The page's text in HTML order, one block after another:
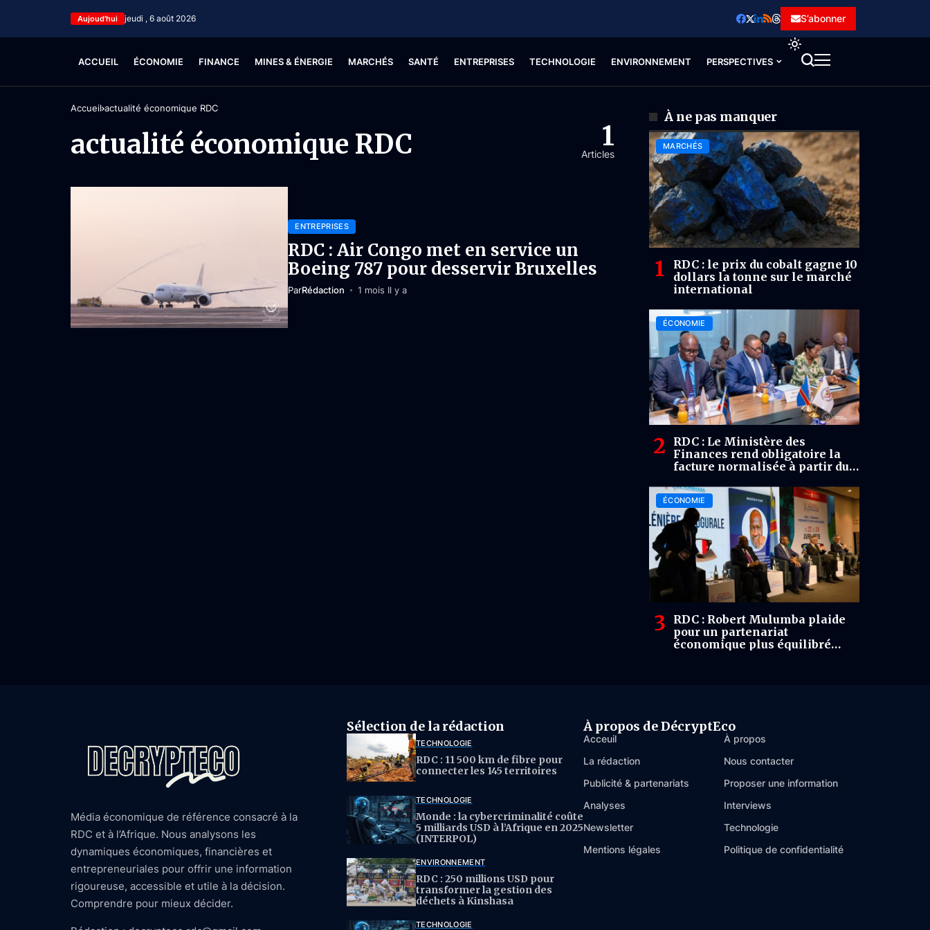
Aujoud'hui jeudi , 6 août 2026 S’abonner
ACCUEIL ÉCONOMIE FINANCE MINES & ÉNERGIE MARCHÉS SANTÉ ENTREPRISES TECHNOLOGIE ENVIRONNEMENT PERSPECTIVES
Accueil actualité économique RDC
actualité économique RDC 1
Articles
ENTREPRISES
RDC : Air Congo met en service un
Boeing 787 pour desservir Bruxelles
ParRédaction 1 mois Il y a
À ne pas manquer
MARCHÉS
RDC : le prix du cobalt gagne 10
dollars la tonne sur le marché
international
ÉCONOMIE
RDC : Le Ministère des
Finances rend obligatoire la
facture normalisée à partir du
ÉCONOMIE
RDC : Robert Mulumba plaide
pour un partenariat
économique plus équilibré
Média économique de référence consacré à la
RDC et à l’Afrique. Nous analysons les
dynamiques économiques, financières et
entrepreneuriales pour offrir une information
rigoureuse, accessible et utile à la décision.
Comprendre pour mieux décider.
Sélection de la rédaction
TECHNOLOGIE
RDC : 11 500 km de fibre pour
connecter les 145 territoires
TECHNOLOGIE
Monde : la cybercriminalité coûte
5 milliards USD à l’Afrique en 2025
(INTERPOL)
ENVIRONNEMENT
RDC : 250 millions USD pour
transformer la gestion des
déchets à Kinshasa
TECHNOLOGIE
À propos de DécryptEco
Acceuil
À propos
La rédaction
Nous contacter
Publicité & partenariats
Proposer une information
Analyses
Interviews
Newsletter
Technologie
Mentions légales
Politique de confidentialité